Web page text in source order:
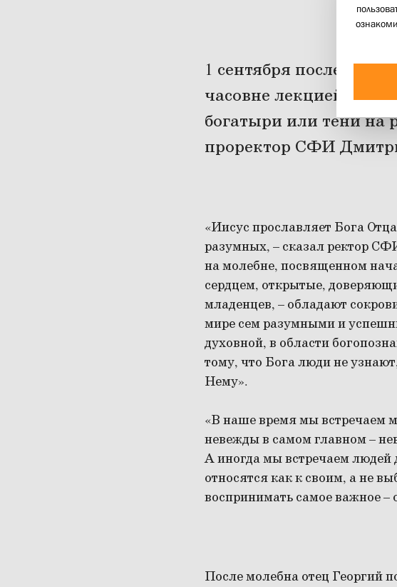
1 сентября после
часовне лекцией
богатыри или тени на
проректор СФИ
«Иисус прославляет Бога
разумных, – сказал ректор
на молебне, посвященном
сердцем, открытые,
младенцев, – обладают
мире сем разумными и
духовной, в области
тому, что Бога люди не
Нему».
«В наше время мы встречаем
невежды в самом главном –
А иногда мы встречаем людей
относятся как к своим, а не
воспринимать самое важное –
После молебна отец Георгий